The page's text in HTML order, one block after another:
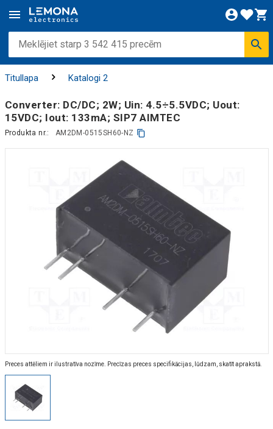
Titullapa Katalogi 2
Converter: DC/DC; 2W; Uin: 4.5÷5.5VDC; Uout:
15VDC; Iout: 133mA; SIP7 AIMTEC
Produkta nr.: AM2DM-0515SH60-NZ
Preces attēliem ir ilustratīva nozīme. Precīzas preces specifikācijas, lūdzam, skatīt aprakstā.